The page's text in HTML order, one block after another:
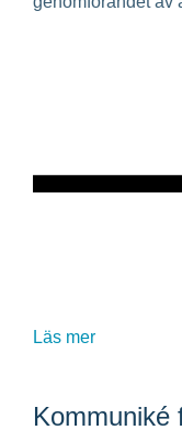
Läs mer
Kommuniké